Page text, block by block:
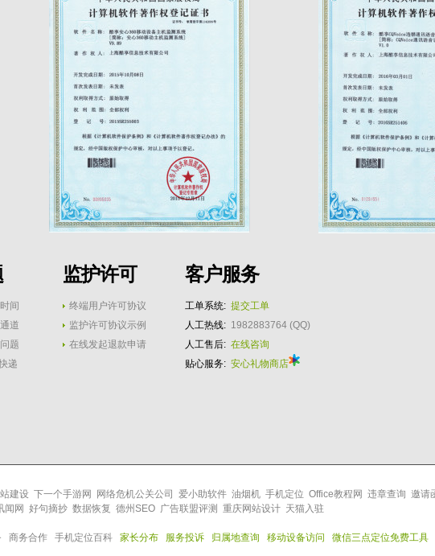
间
道
题
递
监护许可
终端用户许可协议
监护许可协议示例
在线发起退款申请
客户服务
工单系统:
人工热线:
人工售后:
贴心服务:
提交工单
1982883764 (QQ)
在线咨询
安心礼物商店
建设 下一个手游网 网络危机公关公司 爱小助软件 油烟机 手机定位 Office教程网 违章查询 邀请
闻网 好句摘抄 数据恢复 德州SEO 广告联盟评测 重庆网站设计 天猫入驻
商务合作 手机定位百科 家长分布 服务投诉 归属地查询 移动设备访问 微信三点定位免费工具